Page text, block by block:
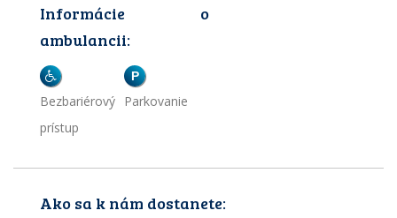
Informácie o
ambulancii:
Bezbariérový
prístup
P
Parkovanie
Ako sa k nám dostanete: